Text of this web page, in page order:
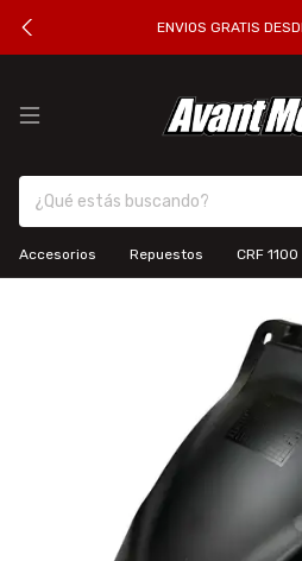
ENVIOS GRATIS
Accesorios Repuestos CRF 1100